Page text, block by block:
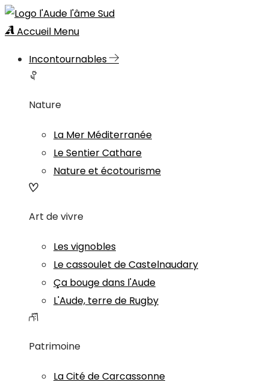
Accueil Menu
Incontournables
Nature
La Mer Méditerranée
Le Sentier Cathare
Nature et écotourisme
Art de vivre
Les vignobles
Le cassoulet de Castelnaudary
Ça bouge dans l'Aude
L'Aude, terre de Rugby
Patrimoine
La Cité de Carcassonne